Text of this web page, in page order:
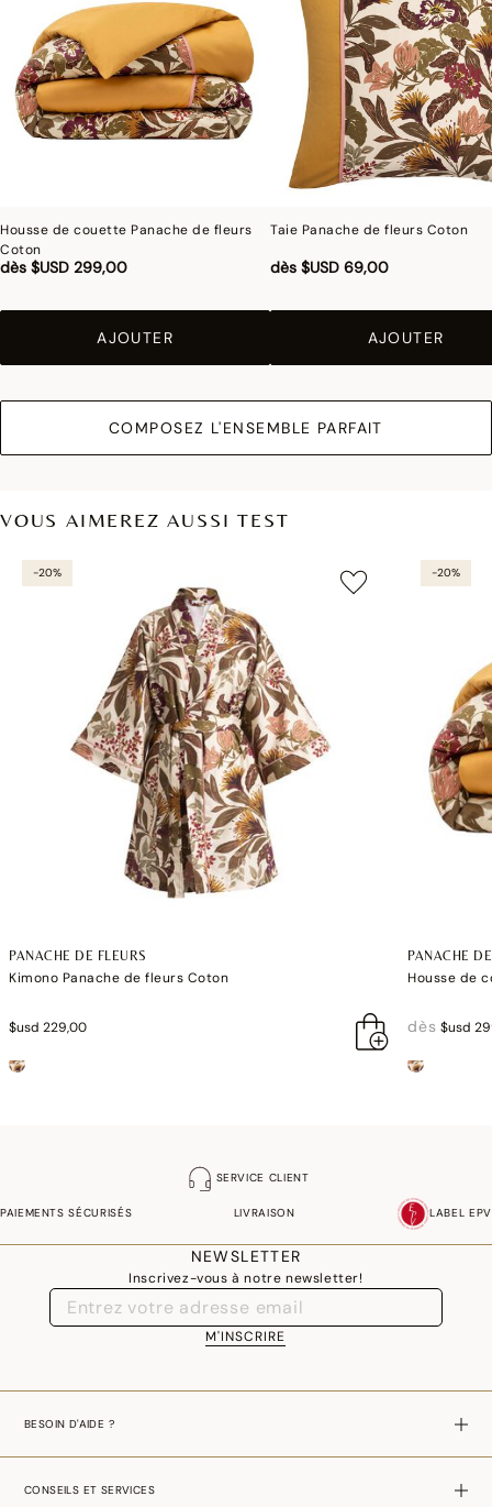
Housse de couette Panache de fleurs
Coton
dès $USD 299,00
AJOUTER
Taie Panache de fleurs Coton
dès $USD 69,00
AJOUTER
COMPOSEZ L'ENSEMBLE PARFAIT
appliquons sur certains de nos articles un traitement antitaches qui empêche
l’absorption des liquides. Lorsque vous renversez un liquide sur un set de table
antitaches, tamponnez rapidement et légèrement avec une éponge humide pour
que le tissu ne soit pas taché. Ce film protecteur, invisible à l’œil et au toucher, a
une durée de vie d’environ 10 lavages en machine et se réactive grâce au
repassage.
les photographies sont les plus fidèles possibles mais ne peuvent
concerne les coul eurs.
VOUS AIMEREZ AUSSI TEST
-20%
PANACHE DE FLEURS
Kimono Panache de fleurs Coton
$usd 229,00
-20%
PANACHE
Housse de
dès $usd
SERVICE CLIENT
PAIEMENTS SÉCURISÉS LIVRAISON LABEL EPV
NEWSLETTER
Inscrivez-vous à notre newsletter!
M'INSCRIRE
BESOIN D'AIDE ?
CONSEILS ET SERVICES